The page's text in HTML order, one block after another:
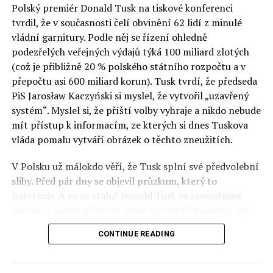
Otázky spojené s vývojem umělé inteligence budou na
fóru AI zvláště diskutovanou oblastí. Fórum AI bude
zahrnovat vyhrazenou tematickou trať skládající se z
panelů, prezentací, workshopů a speciálních akcí.
Budou diskutovány klíčové otázky vlivu umělé
inteligence ve společnosti, ale i v sektoru veřejných a
komerčních služeb. Budou se diskutovat problémy a
výzvy, kterým bude muset trh čelit tváří v tvář zásadním
technologickým změnám. Účastníci fóra také zváží, do
technologií umělé inteligence v mnoha oblastech života
umožní Evropské unii obnovit konkurenceschopnost ve
vztahu ke globálním ekonomikám a nutnosti zajistit
Polský premiér Donald Tusk na tiskové konferenci
tvrdil, že v současnosti čelí obvinění 62 lidí z minulé
vládní garnitury. Podle něj se řízení ohledně
podezřelých veřejných výdajů týká 100 miliard zlotých
(což je přibližně 20 % polského státního rozpočtu a v
přepočtu asi 600 miliard korun). Tusk tvrdí, že předseda
PiS Jarosław Kaczyński si myslel, že vytvořil „uzavřený
systém“. Myslel si, že příští volby vyhraje a nikdo nebude
mít přístup k informacím, ze kterých si dnes Tuskova
vláda pomalu vytváří obrázek o těchto zneužitích.
V Polsku už málokdo věří, že Tusk splní své předvolební
sliby. Před pár dny se objevil průzkum, který to
potvrzuje. A co se stalo? Donald Tusk se samozřejmě
před kamerami podepsali dohodu o stíhání členů PiS, a
ti poslušně ono divadlo předvedli. Andrzej Domański
CONTINUE READING